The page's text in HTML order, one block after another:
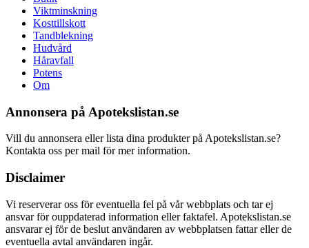
Viktminskning
Kosttillskott
Tandblekning
Hudvård
Håravfall
Potens
Om
Annonsera på Apotekslistan.se
Vill du annonsera eller lista dina produkter på Apotekslistan.se?
Kontakta oss per mail för mer information.
Disclaimer
Vi reserverar oss för eventuella fel på vår webbplats och tar ej
ansvar för ouppdaterad information eller faktafel. Apotekslistan.se
ansvarar ej för de beslut användaren av webbplatsen fattar eller de
eventuella avtal användaren ingår.